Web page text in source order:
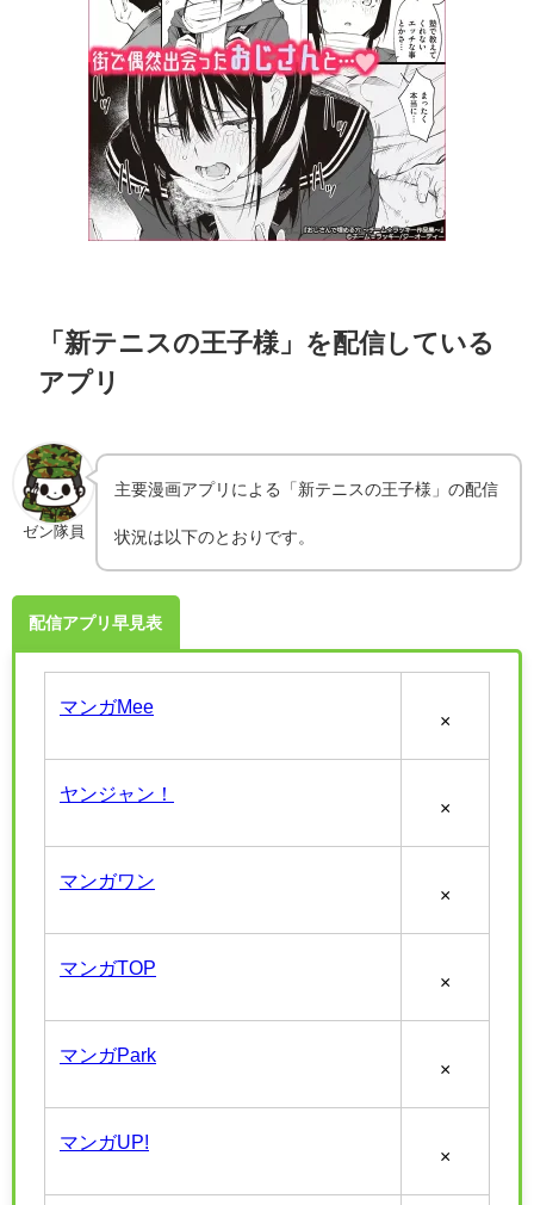
「新テニスの王子様」を配信している
アプリ
ゼン隊員
主要漫画アプリによる「新テニスの王子様」の配信
状況は以下のとおりです。
配信アプリ早見表
マンガMee
×
ヤンジャン！
×
マンガワン
×
マンガTOP
×
マンガPark
×
マンガUP!
×